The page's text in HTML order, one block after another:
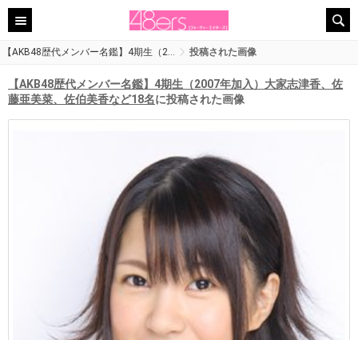
【AKB48歴代メンバー名鑑】4期生（2… 投稿された画像
【AKB48歴代メンバー名鑑】4期生（2007年加入）大家志津香、佐
藤亜美菜、佐伯美香など18名に投稿された画像